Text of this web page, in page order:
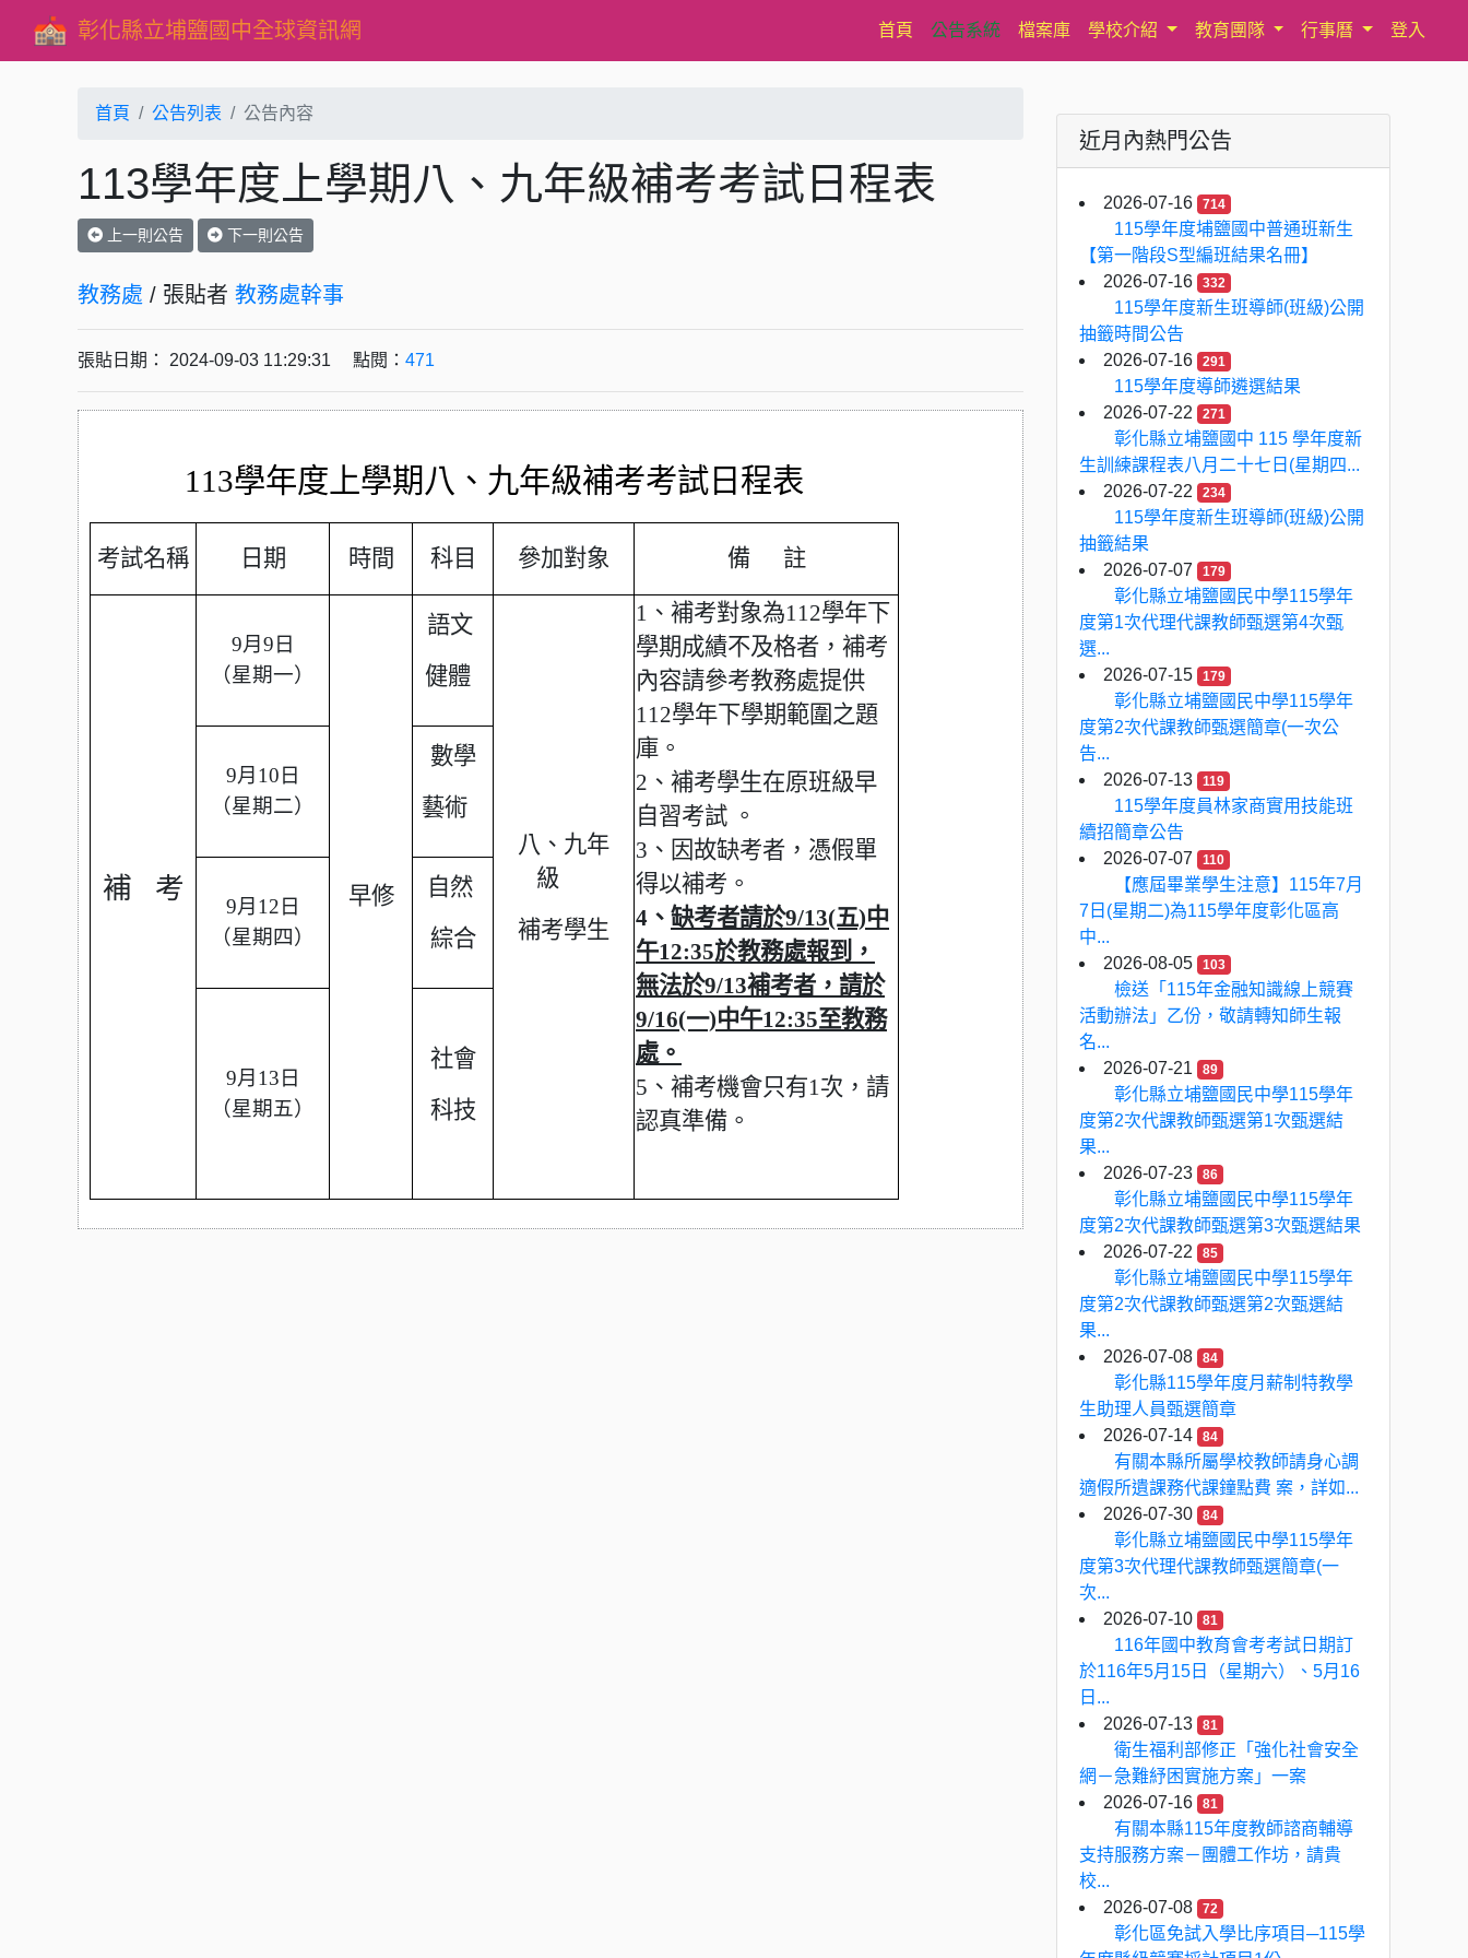
彰化縣立埔鹽國中全球資訊網 首頁(current)
公告系統 檔案庫 學校介紹 教育團隊 行事曆 登入
首頁 公告列表 公告內容
113學年度上學期八、九年級補考考試日程表
上一則公告 下一則公告
教務處 / 張貼者 教務處幹事
張貼日期： 2024-09-03 11:29:31 點閱： 471
113學年度上學期八、九年級補考考試日程表
考試名稱 日期 時間 科目 參加對象 備 註
補 考
9月9日
（星期一）
早修
語文
健體
八、九年
級
補考學生
1、補考對象為112學年下
學期成績不及格者，補考
內容請參考教務處提供
112學年下學期範圍之題
庫。
2、補考學生在原班級早
自習考試 。
3、因故缺考者，憑假單
得以補考。
4、 缺考者請於9/13(五)中
午12:35於教務處報到，
無法於9/13補考者，請於
9/16(一)中午12:35至教務
處。
5、補考機會只有1次，請
認真準備。
9月10日
（星期二）
數學
藝術
9月12日
（星期四）
自然
綜合
9月13日
（星期五）
社會
科技
近月內熱門公告
2026-07-16 714
115學年度埔鹽國中普通班新生
【第一階段S型編班結果名冊】
2026-07-16
332
115學年度新生班導師(班級)公開
抽籤時間公告
2026-07-16
291
115學年度導師遴選結果
2026-07-22
271
彰化縣立埔鹽國中 115 學年度新
生訓練課程表八月二十七日(星期四...
2026-07-22
234
115學年度新生班導師(班級)公開
抽籤結果
2026-07-07
179
彰化縣立埔鹽國民中學115學年
度第1次代理代課教師甄選第4次甄
選...
2026-07-15
179
彰化縣立埔鹽國民中學115學年
度第2次代課教師甄選簡章(一次公
告...
2026-07-13
119
115學年度員林家商實用技能班
續招簡章公告
2026-07-07
110
【應屆畢業學生注意】115年7月
7日(星期二)為115學年度彰化區高
中...
2026-08-05
103
檢送「115年金融知識線上競賽
活動辦法」乙份，敬請轉知師生報
名...
2026-07-21
89
彰化縣立埔鹽國民中學115學年
度第2次代課教師甄選第1次甄選結
果...
2026-07-23
86
彰化縣立埔鹽國民中學115學年
度第2次代課教師甄選第3次甄選結果
2026-07-22
85
彰化縣立埔鹽國民中學115學年
度第2次代課教師甄選第2次甄選結
果...
2026-07-08
84
彰化縣115學年度月薪制特教學
生助理人員甄選簡章
2026-07-14
84
有關本縣所屬學校教師請身心調
適假所遺課務代課鐘點費 案，詳如...
2026-07-30
84
彰化縣立埔鹽國民中學115學年
度第3次代理代課教師甄選簡章(一
次...
2026-07-10
81
116年國中教育會考考試日期訂
於116年5月15日（星期六）、5月16
日...
2026-07-13
81
衛生福利部修正「強化社會安全
網－急難紓困實施方案」一案
2026-07-16
81
有關本縣115年度教師諮商輔導
支持服務方案－團體工作坊，請貴
校...
2026-07-08
72
彰化區免試入學比序項目─115學